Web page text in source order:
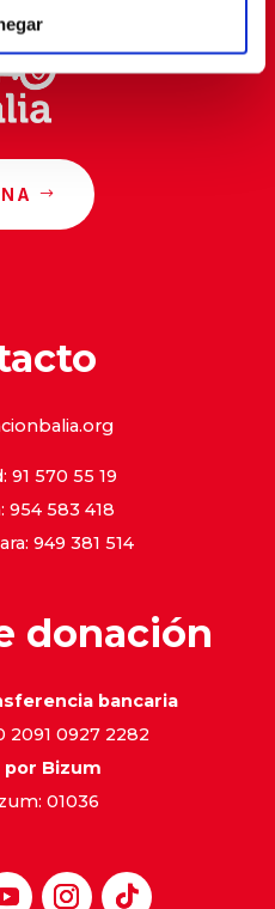
91 570 55 19
954 583 418
949 381 514
donación
bancaria
2091 0927 2282
por Bizum
01036